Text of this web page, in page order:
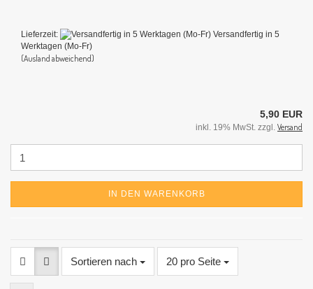
Lieferzeit:
Versandfertig in 5
Werktagen (Mo-Fr)
(Ausland abweichend)
5,90 EUR
inkl. 19% MwSt. zzgl. Versand
IN DEN WARENKORB
Sortieren nach 20 pro Seite